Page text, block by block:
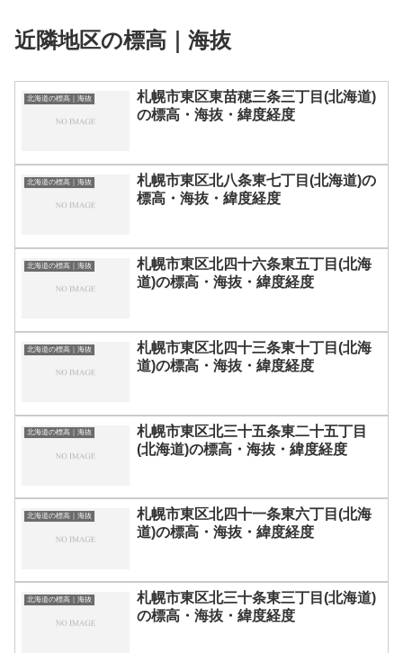
近隣地区の標高｜海抜
北海道の標高｜海抜
札幌市東区東苗穂三条三丁目(北海道)
の標高・海抜・緯度経度
北海道の標高｜海抜
札幌市東区北八条東七丁目(北海道)の
標高・海抜・緯度経度
北海道の標高｜海抜
札幌市東区北四十六条東五丁目(北海
道)の標高・海抜・緯度経度
北海道の標高｜海抜
札幌市東区北四十三条東十丁目(北海
道)の標高・海抜・緯度経度
北海道の標高｜海抜
札幌市東区北三十五条東二十五丁目
(北海道)の標高・海抜・緯度経度
北海道の標高｜海抜
札幌市東区北四十一条東六丁目(北海
道)の標高・海抜・緯度経度
北海道の標高｜海抜
札幌市東区北三十条東三丁目(北海道)
の標高・海抜・緯度経度